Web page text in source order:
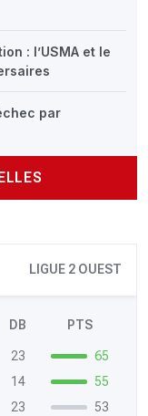
: l’USMA et le
par
LIGUE 2 OUEST
DB PTS
23
65
14
55
23
53